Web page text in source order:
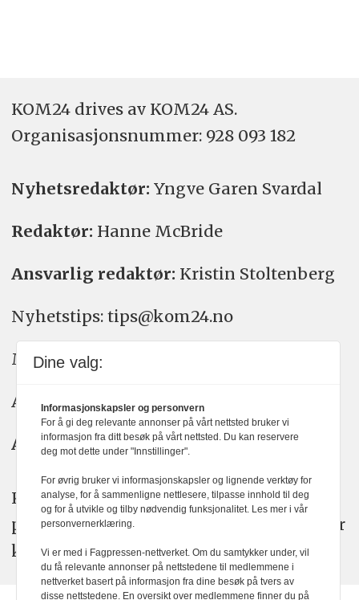
KOM24 drives av KOM24 AS.
Organisasjons­nummer: 928 093 182
Nyhetsredaktør: Yngve Garen Svardal
Redaktør: Hanne McBride
Ansvarlig redaktør: Kristin Stoltenberg
Nyhetstips: tips@kom24.no
Meninger: meninger@kom24.no
Annonse: annonse@watchmedia.no
Abonnement:kom24@watchmedia.no
KOM24 arbeider etter Vær Varsom-
plakatens regler for god presseskikk. Her
kan du lese mer omPFUsarbeid.
Dine valg:
Informasjonskapsler og personvern
For å gi deg relevante annonser på vårt nettsted bruker vi
informasjon fra ditt besøk på vårt nettsted. Du kan reservere
deg mot dette under "Innstillinger".
For øvrig bruker vi informasjonskapsler og lignende verktøy for
analyse, for å sammenligne nettlesere, tilpasse innhold til deg
og for å utvikle og tilby nødvendig funksjonalitet. Les mer i vår
personvernerklæring.
Vi er med i Fagpressen-nettverket. Om du samtykker under, vil
du få relevante annonser på nettstedene til medlemmene i
nettverket basert på informasjon fra dine besøk på tvers av
disse nettstedene. En oversikt over medlemmene finner du på